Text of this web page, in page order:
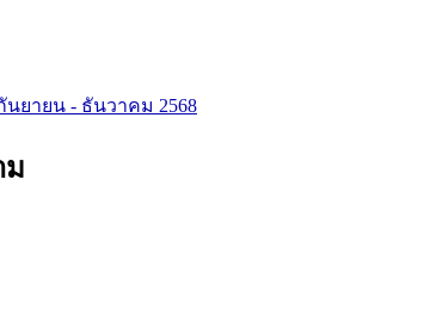
นยายน - ธันวาคม 2568
ม